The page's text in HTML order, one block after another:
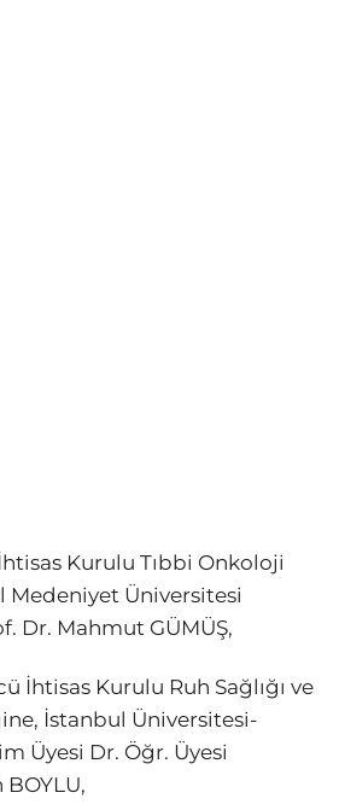
Kurulu Tıbbi Onkoloji
Medeniyet Üniversitesi
Dr. Mahmut GÜMÜŞ,
İhtisas Kurulu Ruh Sağlığı ve
İstanbul Üniversitesi-
Üyesi Dr. Öğr. Üyesi